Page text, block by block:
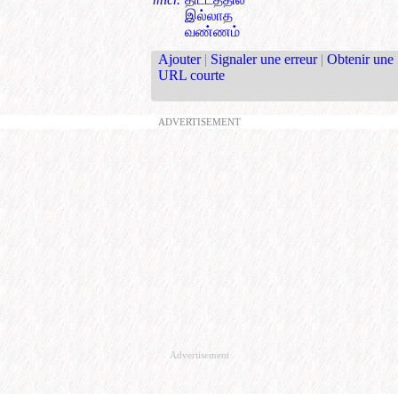
இல்லாத
வண்ணம்
Ajouter | Signaler une erreur | Obtenir une
URL courte
ADVERTISEMENT
Advertisement